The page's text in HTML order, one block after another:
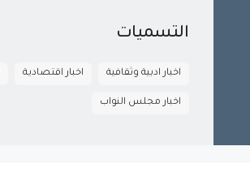
التسميات
اخبار ادبية وثقافية اخبار اقتصادية
اخبار مجلس النواب